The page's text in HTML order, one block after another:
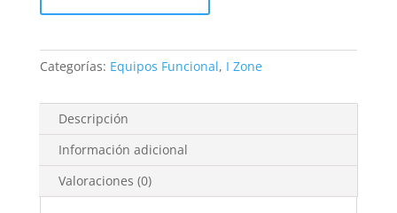
Impulse
X
cantidad
Categorías: Equipos Funcional, I Zone
Descripción
Información adicional
Valoraciones (0)